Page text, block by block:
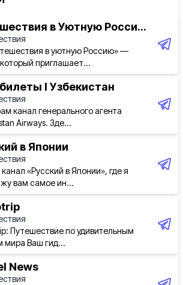
в Уютную Росси...
в уютную Россию» —
приглашает...
l Узбекистан
канал генерального агента
Airways. Зде...
в Японии
«Русский в Японии», где я
вам самое ин...
Путешествие по удивительным
мира Ваш гид...
News